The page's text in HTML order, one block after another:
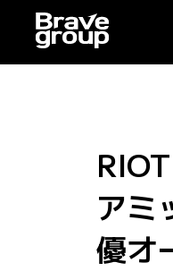
アミ
優オ